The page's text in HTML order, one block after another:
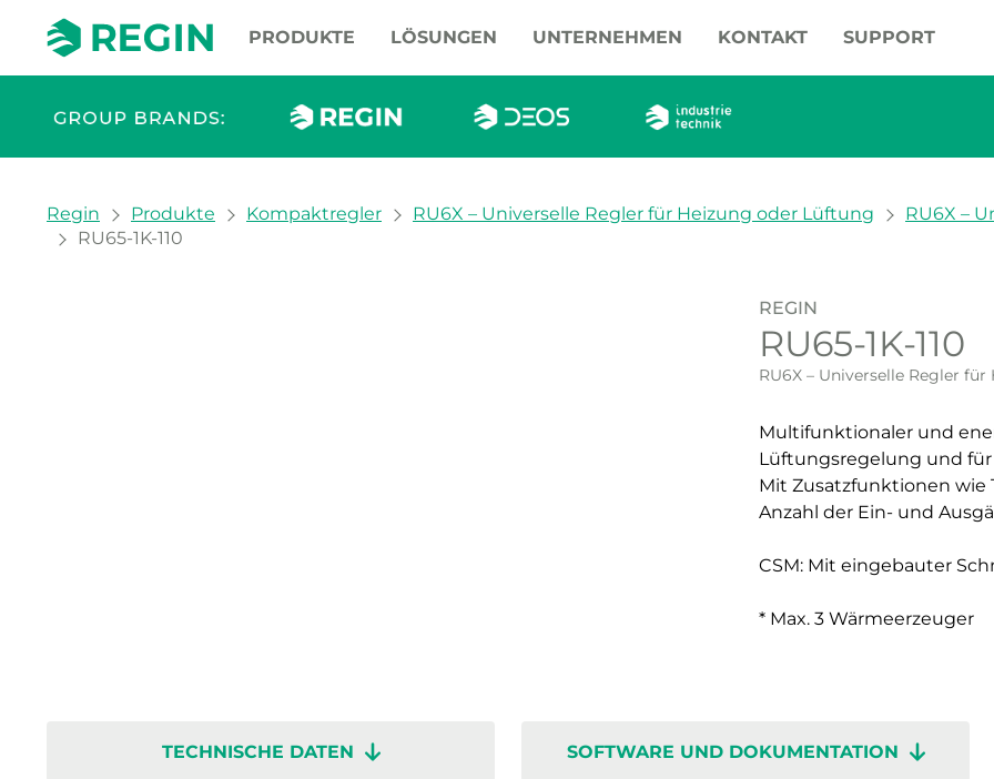
PRODUKTE LÖSUNGEN UNTERNEHMEN KONTAKT SUPPORT
You are here:
Regin Produkte Kompaktregler RU6X – Universelle Regler für Heizung oder Lüftung
RU6X –
RU65-1K-110
REGIN
RU65-1K-110
RU6X – Universelle Regler
Multifunktionaler und
Lüftungsregelung und
Mit Zusatzfunktionen wie
Anzahl der Ein- und
CSM: Mit eingebauter
* Max. 3 Wärmeerzeuger
TECHNISCHE DATEN SOFTWARE UND DOKUMENTATION